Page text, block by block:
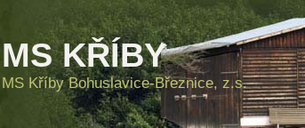
MS KŘÍBY
MS Kříby Bohuslavice-Březnice, z.s.